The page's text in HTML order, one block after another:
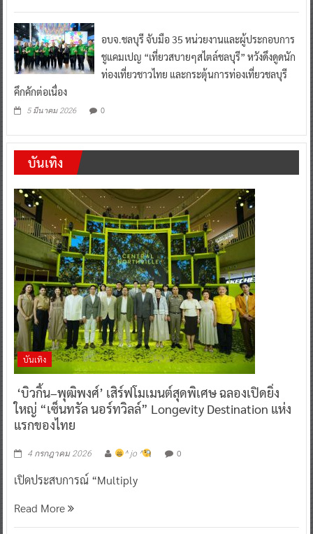
อบจ.ชลบุรี จับมือ 35 หน่วยงานและผู้ประกอบการ
ชูแคมเปญ “เที่ยวสบายๆสไตล์ชลบุรี” หวังดึงดูดนัก
ท่องเที่ยวชาวไทย และกระตุ้นการท่องเที่ยวชลบุรี
คึกคักต่อเนื่อง
5 มีนาคม 2026 0
บันเทิง
บันเทิง
‘บิวกิ้น–พุฒิพงศ์’ เสิร์ฟโมเมนต์สุดพิเศษ ฉลองเปิดยิ่ง
ใหญ่ “เซ็นทรัล นอร์ทวิลล์” Longevity Destination แห่ง
แรกของไทย
4 กรกฎาคม 2026 ^ jo ^ 0
เปิดประสบการณ์ “Multiply
Read More